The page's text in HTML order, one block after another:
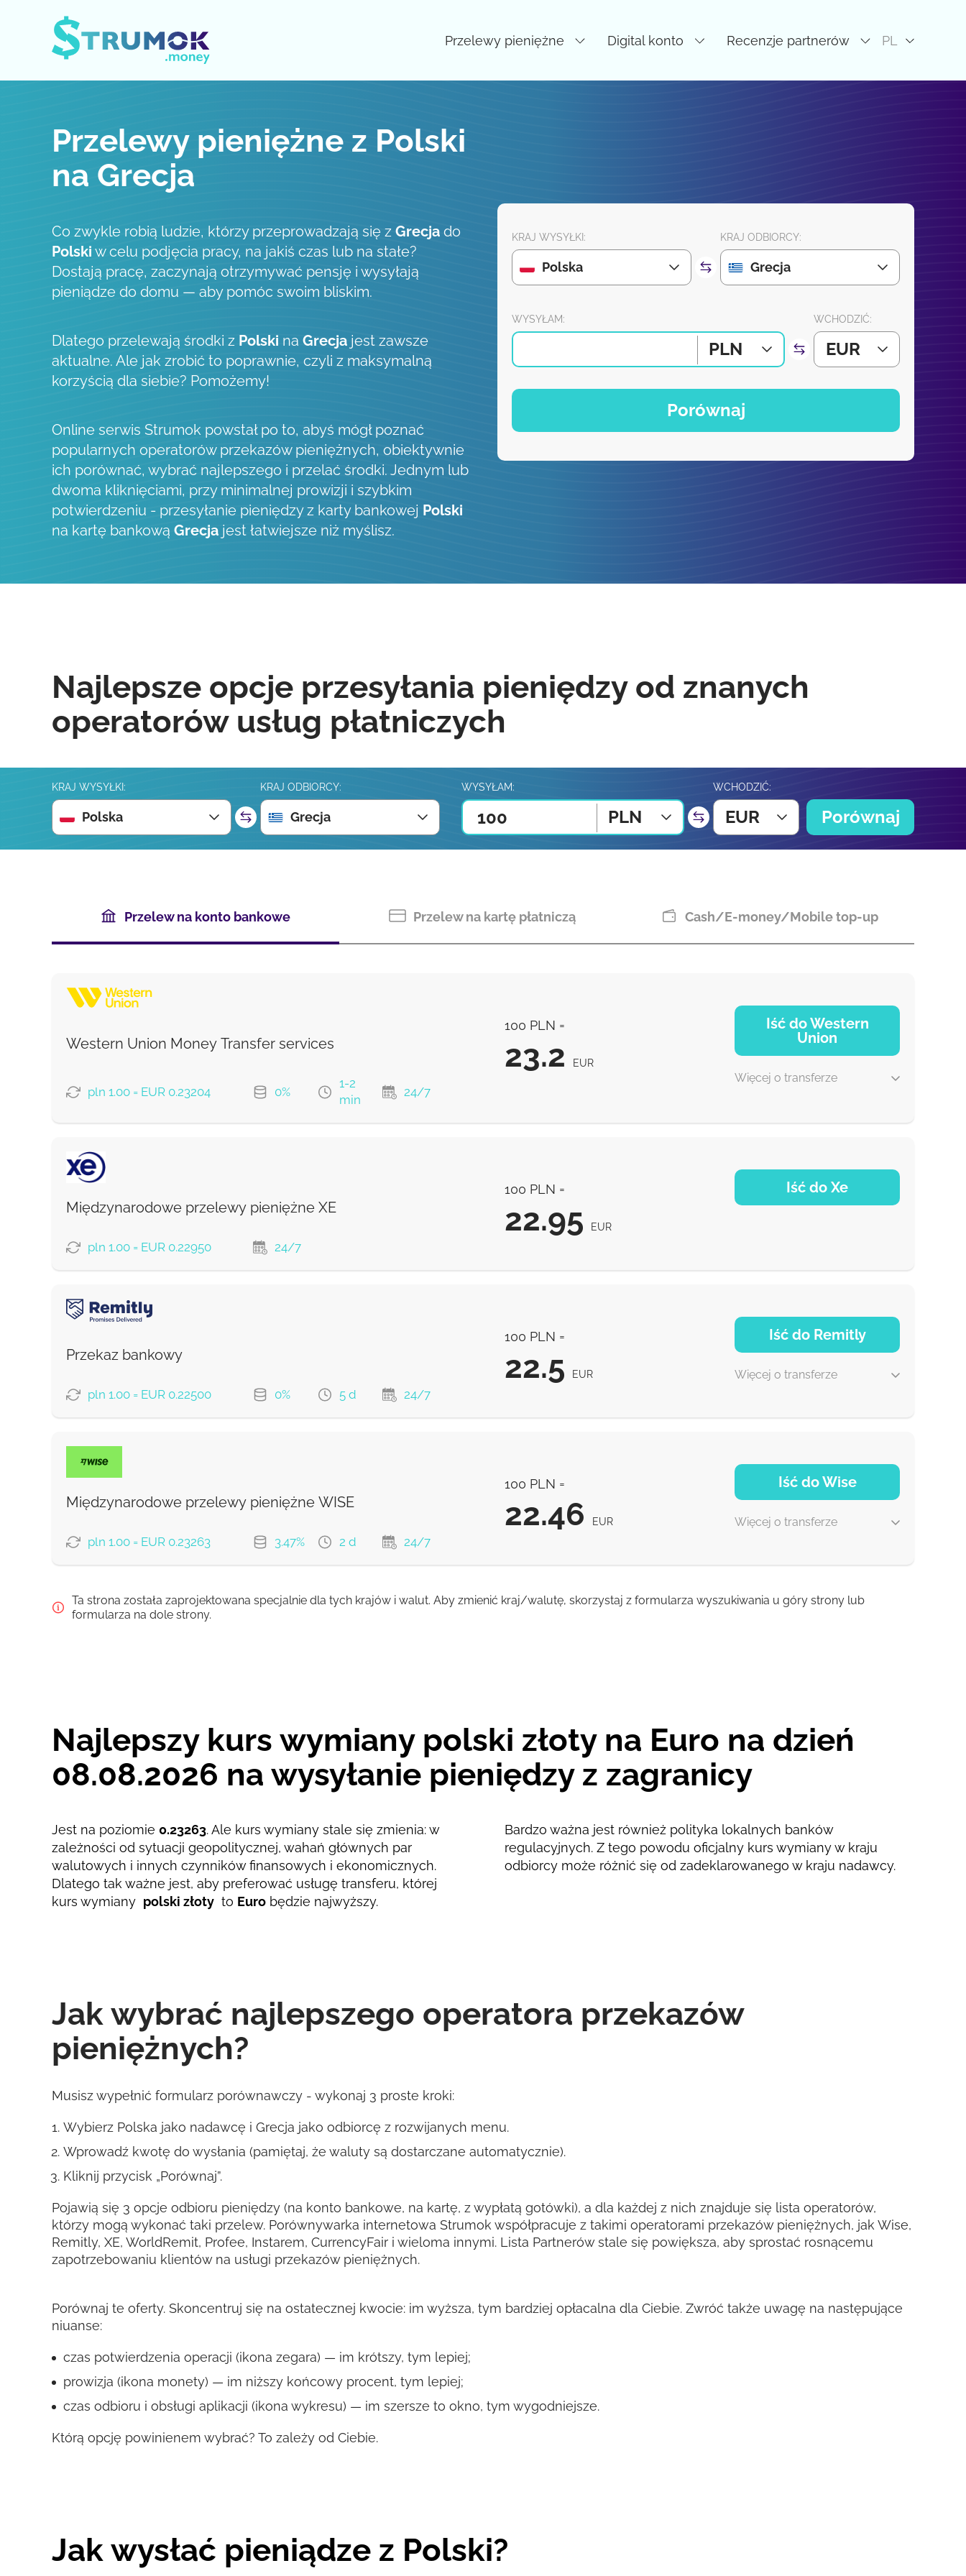
Przelewy pieniężne Digital konto Recenzje partnerów PL
Przelewy pieniężne z Polski
na Grecja
Co zwykle robią ludzie, którzy przeprowadzają się z Grecja do
Polski w celu podjęcia pracy, na jakiś czas lub na stałe?
Dostają pracę, zaczynają otrzymywać pensję i wysyłają
pieniądze do domu — aby pomóc swoim bliskim.
Dlatego przelewają środki z Polski na Grecja jest zawsze
aktualne. Ale jak zrobić to poprawnie, czyli z maksymalną
korzyścią dla siebie? Pomożemy!
Online serwis Strumok powstał po to, abyś mógł poznać
popularnych operatorów przekazów pieniężnych, obiektywnie
ich porównać, wybrać najlepszego i przelać środki. Jednym lub
dwoma kliknięciami, przy minimalnej prowizji i szybkim
potwierdzeniu - przesyłanie pieniędzy z karty bankowej Polski
na kartę bankową Grecja jest łatwiejsze niż myślisz.
KRAJ WYSYŁKI:
Polska
KRAJ ODBIORCY:
Grecja
WYSYŁAM:
PLN
WCHODZIĆ:
EUR
Porównaj
Najlepsze opcje przesyłania pieniędzy od znanych
operatorów usług płatniczych
KRAJ WYSYŁKI:
Polska
KRAJ ODBIORCY:
Grecja
WYSYŁAM:
PLN
WCHODZIĆ:
EUR Porównaj
Przelew na konto bankowe Przelew na kartę płatniczą Cash/E-money/Mobile top-up
Western Union Money Transfer services
pln 1.00 = EUR 0.23204 0%
1-2
min
24/7
100 PLN =
23.2 EUR
Iść do Western
Union
Więcej o transferze
1-2 min
Google Pay 23.2
From zero fee online & our best FX rate
Międzynarodowe przelewy pieniężne XE
pln 1.00 = EUR 0.22950 24/7
100 PLN =
22.95 EUR
Iść do Xe
NaN d
Prowizja Strumok, zawsze 0%
Przekaz bankowy
pln 1.00 = EUR 0.22500 0% 5 d 24/7
100 PLN =
22.5 EUR
Iść do Remitly
Więcej o transferze
5 d
Szybko 22.2
Prowizja Strumok, zawsze 0%
Międzynarodowe przelewy pieniężne WISE
pln 1.00 = EUR 0.23263 3.47% 2 d 24/7
100 PLN =
22.46 EUR
Iść do Wise
Więcej o transferze
Zapłać przelewem 22.46
Ta strona została zaprojektowana specjalnie dla tych krajów i walut. Aby zmienić kraj/walutę, skorzystaj z formularza wyszukiwania u góry strony lub
formularza na dole strony.
Najlepszy kurs wymiany polski złoty na Euro na dzień
08.08.2026 na wysyłanie pieniędzy z zagranicy
Jest na poziomie 0.23263. Ale kurs wymiany stale się zmienia: w
zależności od sytuacji geopolitycznej, wahań głównych par
walutowych i innych czynników finansowych i ekonomicznych.
Dlatego tak ważne jest, aby preferować usługę transferu, której
kurs wymiany polski złoty to Euro będzie najwyższy.
Bardzo ważna jest również polityka lokalnych banków
regulacyjnych. Z tego powodu oficjalny kurs wymiany w kraju
odbiorcy może różnić się od zadeklarowanego w kraju nadawcy.
Jak wybrać najlepszego operatora przekazów
pieniężnych?
Musisz wypełnić formularz porównawczy - wykonaj 3 proste kroki:
Wybierz Polska jako nadawcę i Grecja jako odbiorcę z rozwijanych menu.
Wprowadź kwotę do wysłania (pamiętaj, że waluty są dostarczane automatycznie).
Kliknij przycisk „Porównaj”.
Pojawią się 3 opcje odbioru pieniędzy (na konto bankowe, na kartę, z wypłatą gotówki), a dla każdej z nich znajduje się lista operatorów,
którzy mogą wykonać taki przelew. Porównywarka internetowa Strumok współpracuje z takimi operatorami przekazów pieniężnych, jak Wise,
Remitly, XE, WorldRemit, Profee, Instarem, CurrencyFair i wieloma innymi. Lista Partnerów stale się powiększa, aby sprostać rosnącemu
zapotrzebowaniu klientów na usługi przekazów pieniężnych.
Porównaj te oferty. Skoncentruj się na ostatecznej kwocie: im wyższa, tym bardziej opłacalna dla Ciebie. Zwróć także uwagę na następujące
niuanse:
czas potwierdzenia operacji (ikona zegara) — im krótszy, tym lepiej;
prowizja (ikona monety) — im niższy końcowy procent, tym lepiej;
czas odbioru i obsługi aplikacji (ikona wykresu) — im szersze to okno, tym wygodniejsze.
Którą opcję powinienem wybrać? To zależy od Ciebie.
Jak wysłać pieniądze z Polski?